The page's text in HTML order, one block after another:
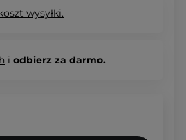
wysyłki.
i odbierz za darmo.